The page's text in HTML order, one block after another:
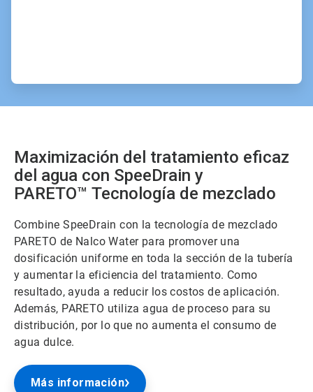
Maximización del tratamiento eficaz
del agua con SpeeDrain y
PARETO™ Tecnología de mezclado
Combine SpeeDrain con la tecnología de mezclado
PARETO de Nalco Water para promover una
dosificación uniforme en toda la sección de la tubería
y aumentar la eficiencia del tratamiento. Como
resultado, ayuda a reducir los costos de aplicación.
Además, PARETO utiliza agua de proceso para su
distribución, por lo que no aumenta el consumo de
agua dulce.
Más información